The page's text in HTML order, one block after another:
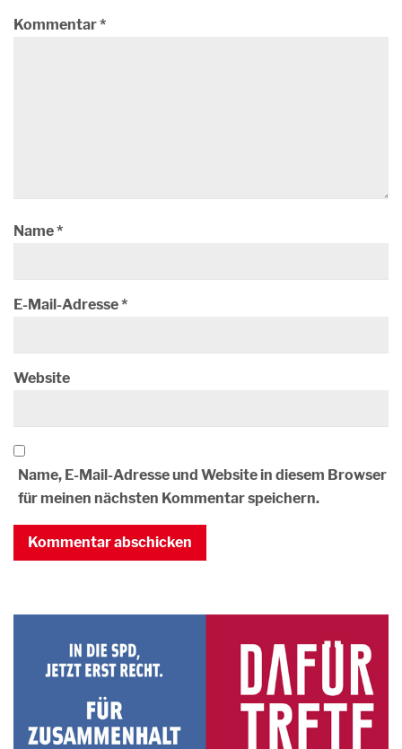
Kommentar*
Name*
E-Mail-Adresse*
Website
Name, E-Mail-Adresse und Website in diesem Browser
für meinen nächsten Kommentar speichern.